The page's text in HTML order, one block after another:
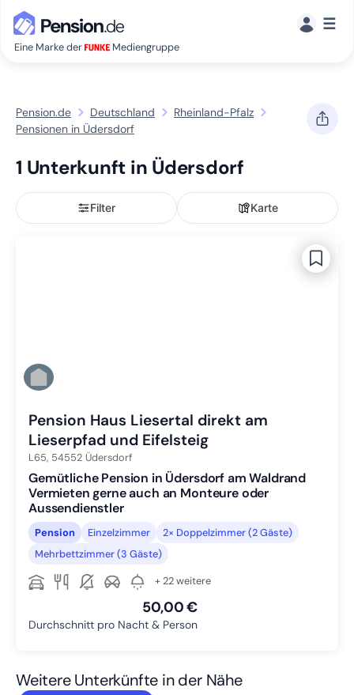
Eine Marke der Mediengruppe
☰
Pension.de Deutschland
Rheinland-Pfalz
Pensionen in Üdersdorf
1 Unterkunft in Üdersdorf
Filter Karte
Pension Haus Liesertal direkt am
Lieserpfad und Eifelsteig
L65, 54552 Üdersdorf
Gemütliche Pension in Üdersdorf am Waldrand
Vermieten gerne auch an Monteure oder
Aussendienstler
Pension Einzelzimmer
2× Doppelzimmer (2 Gäste)
Mehrbettzimmer (3 Gäste)
+ 22 weitere
50,00 €
Durchschnitt pro Nacht & Person
Weitere Unterkünfte in der Nähe